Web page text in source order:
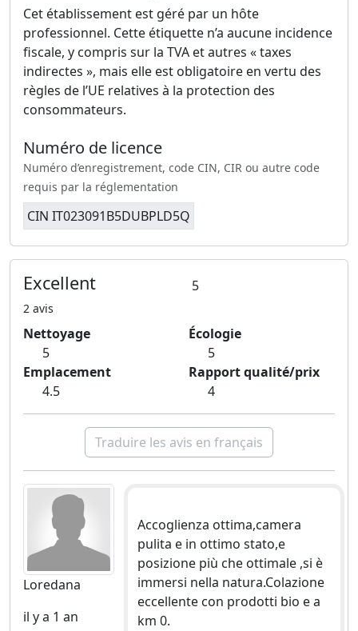
Cet établissement est géré par un hôte
professionnel. Cette étiquette n’a aucune incidence
fiscale, y compris sur la TVA et autres « taxes
indirectes », mais elle est obligatoire en vertu des
règles de l’UE relatives à la protection des
consommateurs.
Numéro de licence
Numéro d’enregistrement, code CIN, CIR ou autre code
requis par la réglementation
CIN IT023091B5DUBPLD5Q
Excellent 5
2 avis
Nettoyage
5
Écologie
5
Emplacement
4.5
Rapport qualité/prix
4
Traduire les avis en français
Loredana
il y a 1 an
Accoglienza ottima,camera
pulita e in ottimo stato,e
posizione più che ottimale ,si è
immersi nella natura.Colazione
eccellente con prodotti bio e a
km 0.